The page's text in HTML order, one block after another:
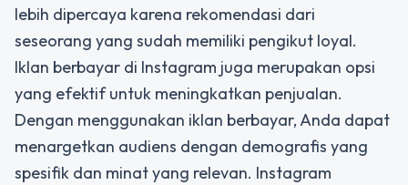
lebih dipercaya karena rekomendasi dari
seseorang yang sudah memiliki pengikut loyal.
Iklan berbayar di Instagram juga merupakan opsi
yang efektif untuk meningkatkan penjualan.
Dengan menggunakan iklan berbayar, Anda dapat
menargetkan audiens dengan demografis yang
spesifik dan minat yang relevan. Instagram